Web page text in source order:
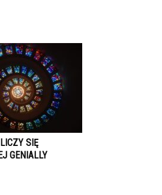
SIĘ
GENIALLY